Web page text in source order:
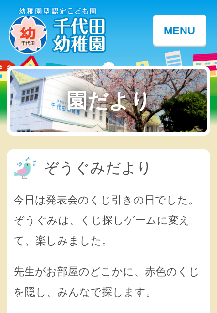
MENU
園だより
ぞうぐみだより
今日は発表会のくじ引きの日でした。
ぞうぐみは、くじ探しゲームに変え
て、楽しみました。
先生がお部屋のどこかに、赤色のくじ
を隠し、みんなで探します。